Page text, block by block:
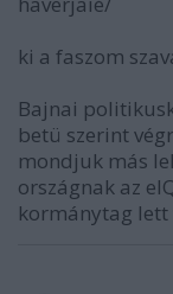
ki a faszom
Bajnai
betü szerint
mondjuk más
országnak az
kormánytag